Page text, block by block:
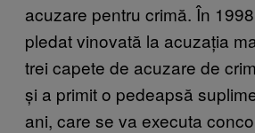
acuzare pentru crimă. În
pledat vinovată la acuzația
trei capete de acuzare de
și a primit o pedeapsă
ani, care se va executa